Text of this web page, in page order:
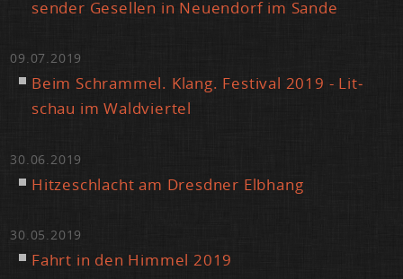
sen­der Ge­sel­len in Neu­en­dorf im San­de
09.07.2019
Beim Schram­mel. Klang. Fes­ti­val 2019 - Lit­
schau im Wald­vier­tel
30.06.2019
Hit­ze­schlacht am Dresd­ner Elb­hang
30.05.2019
Fahrt in den Him­mel 2019